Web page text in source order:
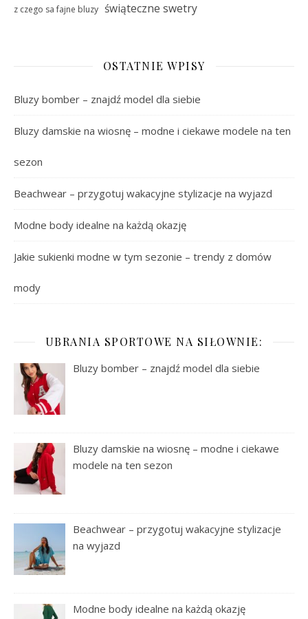
z czego sa fajne bluzy świąteczne swetry
OSTATNIE WPISY
Bluzy bomber – znajdź model dla siebie
Bluzy damskie na wiosnę – modne i ciekawe modele na ten
sezon
Beachwear – przygotuj wakacyjne stylizacje na wyjazd
Modne body idealne na każdą okazję
Jakie sukienki modne w tym sezonie – trendy z domów
mody
UBRANIA SPORTOWE NA SIŁOWNIE:
Bluzy bomber – znajdź model dla siebie
Bluzy damskie na wiosnę – modne i ciekawe
modele na ten sezon
Beachwear – przygotuj wakacyjne stylizacje
na wyjazd
Modne body idealne na każdą okazję